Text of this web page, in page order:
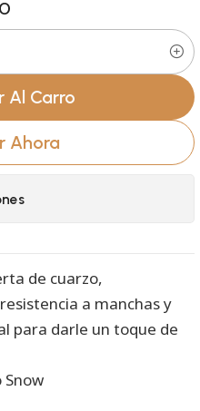
Al Carro
Ahora
de cuarzo,
a manchas y
para darle un toque de
Snow